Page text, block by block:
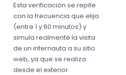
Esta verificación se repite
con la frecuencia que elija
(entre 1 y 60 minutos) y
simula realmente la visita
de un internauta a su sitio
web, ya que se realiza
desde el exterior.